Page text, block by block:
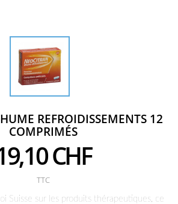
REFROIDISSEMENTS 12
COMPRIMÉS
CHF
TTC
Suisse sur les produits thérapeutiques, ce